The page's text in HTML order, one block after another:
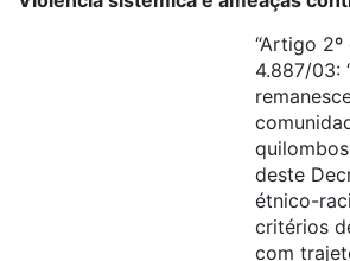
“Artigo
4.887/03:
deste
étnico-
critérios
com